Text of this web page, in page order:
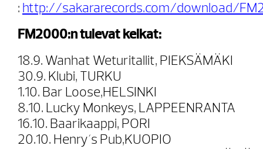
: http://sakararecords.com/download/
FM2000:n tulevat keikat:
18.9. Wanhat Weturitallit, PIEKSÄMÄKI
30.9. Klubi, TURKU
1.10. Bar Loose,HELSINKI
8.10. Lucky Monkeys, LAPPEENRANTA
16.10. Baarikaappi, PORI
20.10. Henry´s Pub,KUOPIO